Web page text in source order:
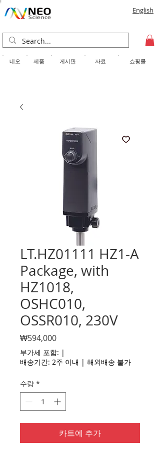
English
​네오 제품 게시판 자료 쇼핑몰
LT.HZ01111 HZ1-A
Package, with
HZ1018,
OSHC010,
OSSR010, 230V
₩594,000가
격
부가세 포함: |
배송기간: 2주 이내 | 해외배송 불가
수량 *
카트에 추가